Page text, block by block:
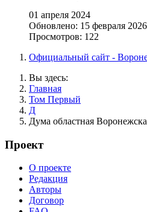
01 апреля 2024
Обновлено: 15 февраля 2026
Просмотров: 122
Официальный сайт -
Вы здесь:
Главная
Том Первый
Д
Дума областная
Проект
О проекте
Редакция
Авторы
Договор